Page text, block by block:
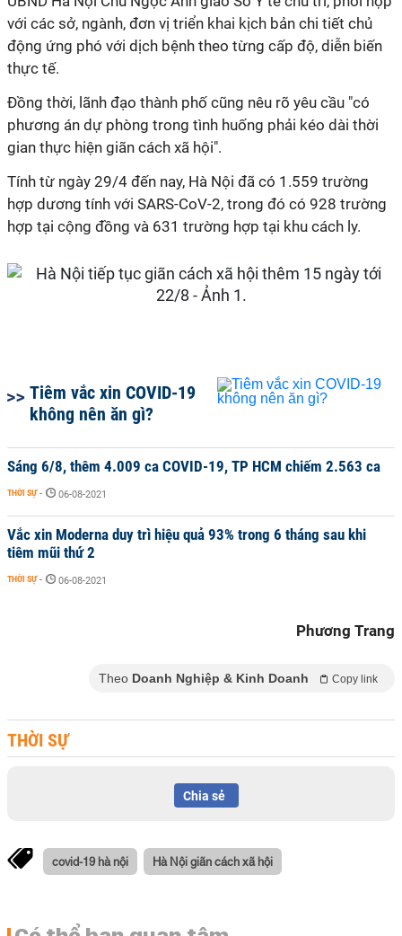
với các sở, ngành, đơn vị triển khai kịch bản chi tiết chủ
động ứng phó với dịch bệnh theo từng cấp độ, diễn biến
thực tế.
Đồng thời, lãnh đạo thành phố cũng nêu rõ yêu cầu "có
phương án dự phòng trong tình huống phải kéo dài thời
gian thực hiện giãn cách xã hội".
Tính từ ngày 29/4 đến nay, Hà Nội đã có 1.559 trường
hợp dương tính với SARS-CoV-2, trong đó có 928 trường
hợp tại cộng đồng và 631 trường hợp tại khu cách ly.
Tiêm vắc xin COVID-19
không nên ăn gì?
Sáng 6/8, thêm 4.009 ca COVID-19, TP HCM chiếm 2.563 ca
THỜI SỰ - 06-08-2021
Vắc xin Moderna duy trì hiệu quả 93% trong 6 tháng sau khi
tiêm mũi thứ 2
THỜI SỰ - 06-08-2021
Phương Trang
Theo Doanh Nghiệp & Kinh Doanh Copy link
THỜI SỰ
Chia sẻ
covid-19 hà nội Hà Nội giãn cách xã hội